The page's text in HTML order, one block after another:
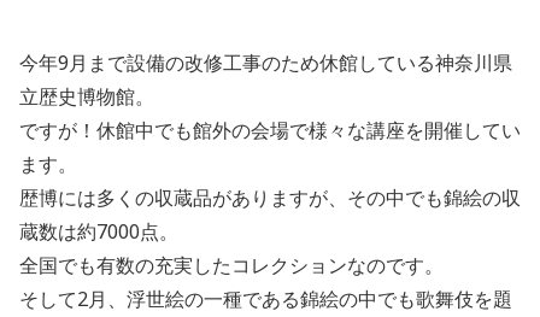
今年9月まで設備の改修工事のため休館している神奈川県
立歴史博物館。
ですが！休館中でも館外の会場で様々な講座を開催してい
ます。
歴博には多くの収蔵品がありますが、その中でも錦絵の収
蔵数は約7000点。
全国でも有数の充実したコレクションなのです。
そして2月、浮世絵の一種である錦絵の中でも歌舞伎を題